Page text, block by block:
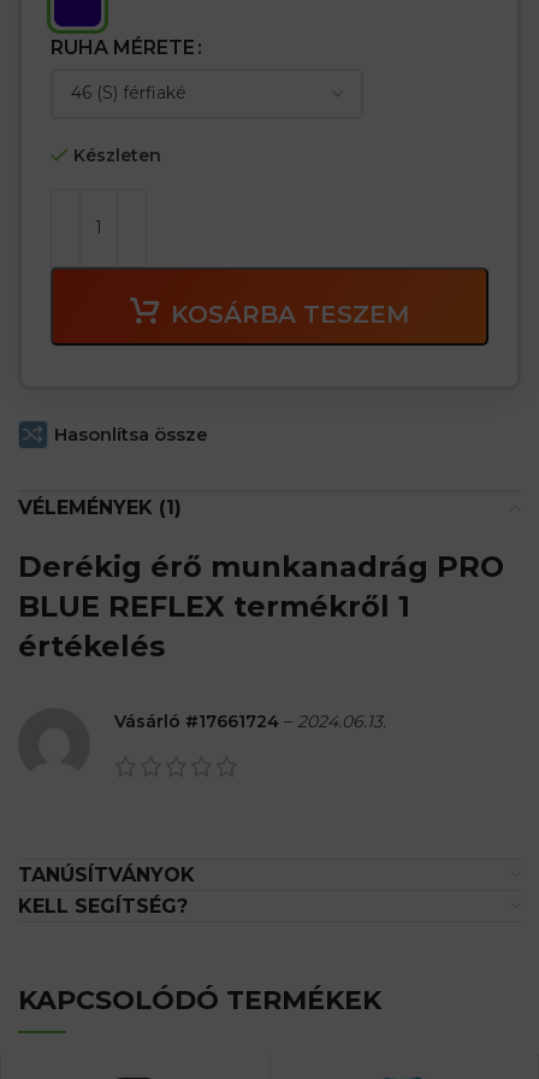
RUHA MÉRETE
Készleten
KOSÁRBA TESZEM
Hasonlítsa össze
VÉLEMÉNYEK (1)
Derékig érő munkanadrág PRO
BLUE REFLEX termékről 1
értékelés
Vásárló #17661724 – 2024.06.13.
TANÚSÍTVÁNYOK
KELL SEGÍTSÉG?
KAPCSOLÓDÓ TERMÉKEK